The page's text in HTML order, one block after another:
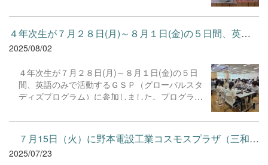
ることと思います。また、８/22には今回生徒た
ちが得たこと、肌で感じてきた科学の面白さや奥
深さなどについて、異年次交流として１年次生に
発表する予定です。 ご協力いただきました各施設
学生に体験してもらうべく、各教科における体験
教室を実施しました。 各体験教室の担当になっ
た生徒達は、来校してくれた小学生を数年前の自
分の姿と重ねながら丁寧に「おもてなし」してい
も良い刺激を感じていたようです。 また、学校
概要説明では、保護者の皆様にも真剣に話を聞い
ていただけたことを大変うれしく思います。生徒
の不安を解消してもらいたい」という思いで立ち
上げた新企画「中等リアル」も大盛況でした。
お忙しい中、貴重な時間を割いて本校のオープン
スクールに参加くださり、誠にありがとうござい
４年次生が７月２８日(月)～８月１日(金)の５日間、英語のみで活...
2025/08/02
４年次生が７月２８日(月)～８月１日(金)の５日
間、英語のみで活動するＧＳＰ（グローバルスタ
ディズプログラム）に参加しました。プログラム
かなり縮まり、授業時間はもちろん、休み時間や
放課後も生き生きとコミュニケーションを図るこ
とができました。このプログラムを通して、自己
理解を深めるとともに、互いに尊重しあうことの
７月15日（火）に野本電設工業コスモスプラザ（三和地域交流セ...
2025/07/23